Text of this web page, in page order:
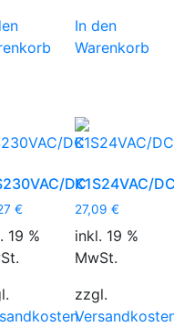
In den
Warenkorb
DC
€
19 %
K1S24VAC/
27,09€
inkl. 19 %
MwSt.
zzgl.